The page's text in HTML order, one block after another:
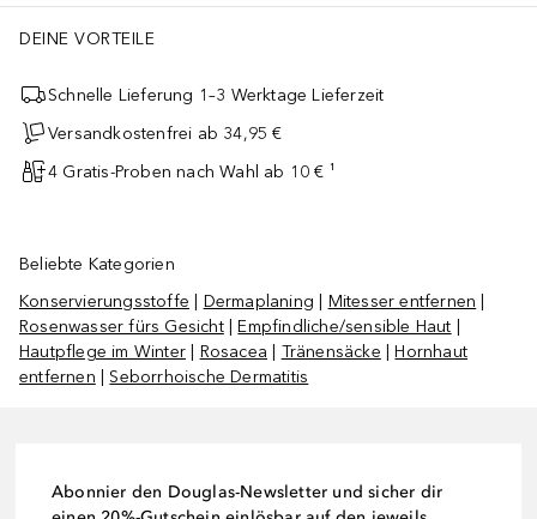
DEINE VORTEILE
Schnelle Lieferung 1–3 Werktage Lieferzeit
Versandkostenfrei ab 34,95 €
4 Gratis-Proben nach Wahl ab 10 € ¹
Beliebte Kategorien
Konservierungsstoffe
Dermaplaning Mitesser entfernen
Rosenwasser fürs Gesicht|Empfindliche/sensible Haut
Hautpflege im Winter
Rosacea Tränensäcke |Hornhaut
entfernen |Seborrhoische Dermatitis
Abonnier den Douglas-Newsletter und sicher dir